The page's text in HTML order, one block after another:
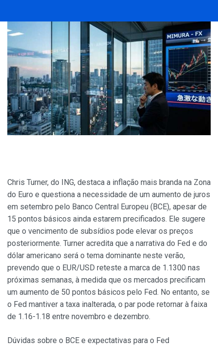
Chris Turner, do ING, destaca a inflação mais branda na Zona
do Euro e questiona a necessidade de um aumento de juros
em setembro pelo Banco Central Europeu (BCE), apesar de
15 pontos básicos ainda estarem precificados. Ele sugere
que o vencimento de subsídios pode elevar os preços
posteriormente. Turner acredita que a narrativa do Fed e do
dólar americano será o tema dominante neste verão,
prevendo que o EUR/USD reteste a marca de 1.1300 nas
próximas semanas, à medida que os mercados precificam
um aumento de 50 pontos básicos pelo Fed. No entanto, se
o Fed mantiver a taxa inalterada, o par pode retornar à faixa
de 1.16-1.18 entre novembro e dezembro.
Dúvidas sobre o BCE e expectativas para o Fed